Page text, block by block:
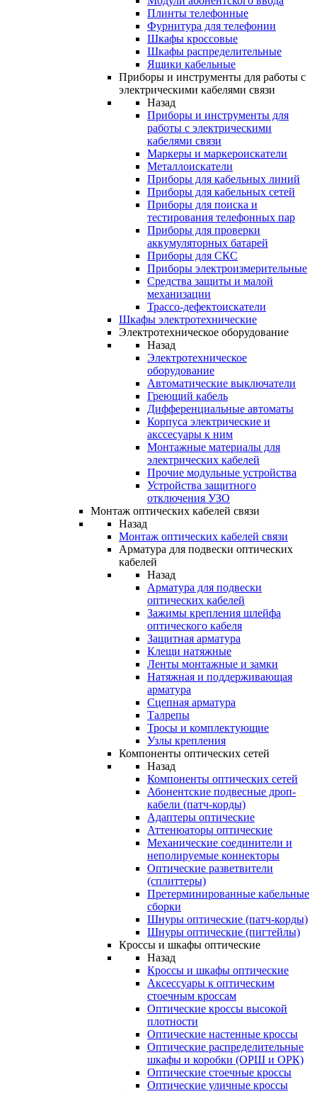
Плинты телефонные
Фурнитура для телефонии
Шкафы кроссовые
Шкафы распределительные
Ящики кабельные
Приборы и инструменты для работы с
электрическими кабелями связи
Назад
Приборы и инструменты для
работы с электрическими
кабелями связи
Маркеры и маркероискатели
Металлоискатели
Приборы для кабельных линий
Приборы для кабельных сетей
Приборы для поиска и
тестирования телефонных пар
Приборы для проверки
аккумуляторных батарей
Приборы для СКС
Приборы электроизмерительные
Средства защиты и малой
механизации
Трассо-дефектоискатели
Шкафы электротехнические
Электротехническое оборудование
Назад
Электротехническое
оборудование
Автоматические выключатели
Греющий кабель
Дифференциальные автоматы
Корпуса электрические и
акссесуары к ним
Монтажные материалы для
электрических кабелей
Прочие модульные устройства
Устройства защитного
отключения УЗО
Монтаж оптических кабелей связи
Назад
Монтаж оптических кабелей связи
Арматура для подвески оптических
кабелей
Назад
Арматура для подвески
оптических кабелей
Зажимы крепления шлейфа
оптического кабеля
Защитная арматура
Клещи натяжные
Ленты монтажные и замки
Натяжная и поддерживающая
арматура
Сцепная арматура
Талрепы
Тросы и комплектующие
Узлы крепления
Компоненты оптических сетей
Назад
Компоненты оптических сетей
Абонентские подвесные дроп-
кабели (патч-корды)
Адаптеры оптические
Аттенюаторы оптические
Механические соединители и
неполируемые коннекторы
Оптические разветвители
(сплиттеры)
Претерминированные кабельные
сборки
Шнуры оптические (патч-корды)
Шнуры оптические (пигтейлы)
Кроссы и шкафы оптические
Назад
Кроссы и шкафы оптические
Аксессуары к оптическим
стоечным кроссам
Оптические кроссы высокой
плотности
Оптические настенные кроссы
Оптические распределительные
шкафы и коробки (ОРШ и ОРК)
Оптические стоечные кроссы
Оптические уличные кроссы